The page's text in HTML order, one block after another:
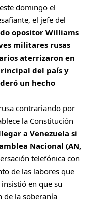
domingo el
el jefe del
opositor Williams
militares rusas
aterrizaron en
del país y
un hecho
contrariando por
la Constitución
a Venezuela si
Nacional (AN,
telefónica con
de las labores que
en que su
de la soberanía